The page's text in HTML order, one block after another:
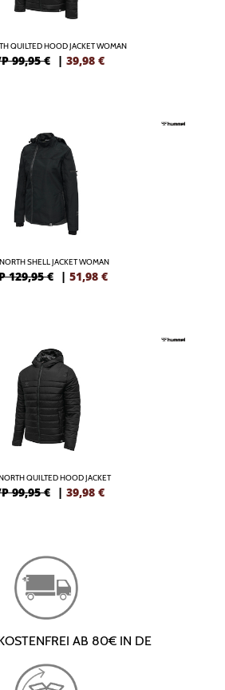
QUILTED HOOD JACKET WOMAN
99,95 € | 39,98 €
SHELL JACKET WOMAN
129,95 € | 51,98 €
QUILTED HOOD JACKET
99,95 € | 39,98 €
AB 80€ IN DE